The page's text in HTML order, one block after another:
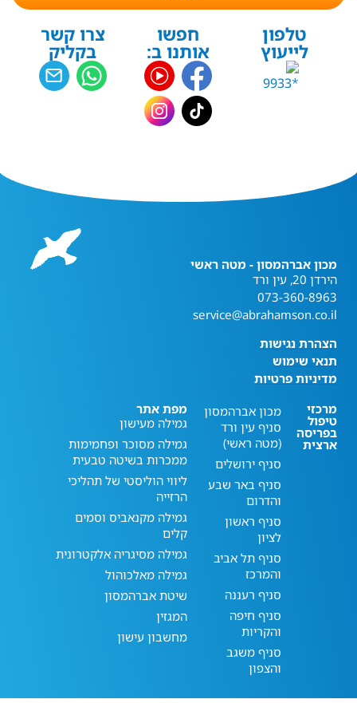
טלפון
לייעוץ
חפשו
אותנו ב:
צרו קשר
בקליק
מכון אברהמסון - מטה ראשי
הירדן 20, עין ורד
073-360-8963
service@abrahamson.co.il
הצהרת נגישות
תנאי שימוש
מדיניות פרטיות
מרכזי
טיפול
בפריסה
ארצית
מכון אברהמסון
סניף עין ורד
(מטה ראשי)
סניף ירושלים
סניף באר שבע
והדרום
סניף ראשון
לציון
סניף תל אביב
והמרכז
סניף רעננה
סניף חיפה
והקריות
סניף משגב
והצפון
מפת אתר
גמילה מעישון
גמילה מסוכר ופחמימות
ממכרות בשיטה טבעית
ליווי הוליסטי של תהליכי
הרזייה
גמילה מקנאביס וסמים
קלים
גמילה מסיגריה אלקטרונית
גמילה מאלכוהול
שיטת אברהמסון
המגזין
מחשבון עישון